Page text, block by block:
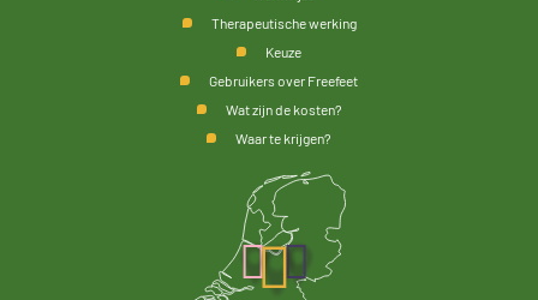
Therapeutische werking
Keuze
Gebruikers over Freefeet
Wat zijn de kosten?
Waar te krijgen?